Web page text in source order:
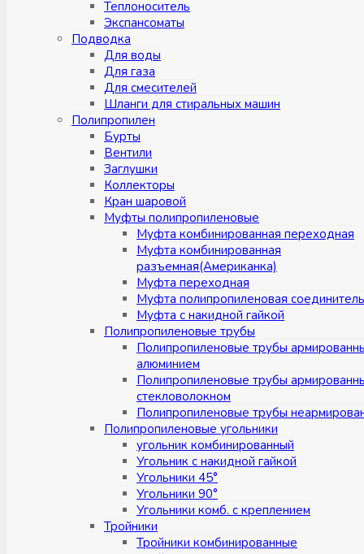
Теплоноситель
Экспансоматы
Подводка
Для воды
Для газа
Для смесителей
Шланги для стиральных машин
Полипропилен
Бурты
Вентили
Заглушки
Коллекторы
Кран шаровой
Муфты полипропиленовые
Муфта комбинированная переходная
Муфта комбинированная
разъемная(Американка)
Муфта переходная
Муфта полипропиленовая
Муфта с накидной гайкой
Полипропиленовые трубы
Полипропиленовые трубы
алюминием
Полипропиленовые трубы
стекловолокном
Полипропиленовые трубы
Полипропиленовые угольники
угольник комбинированный
Угольник с накидной гайкой
Угольники 45°
Угольники 90°
Угольники комб. с креплением
Тройники
Тройники комбинированные